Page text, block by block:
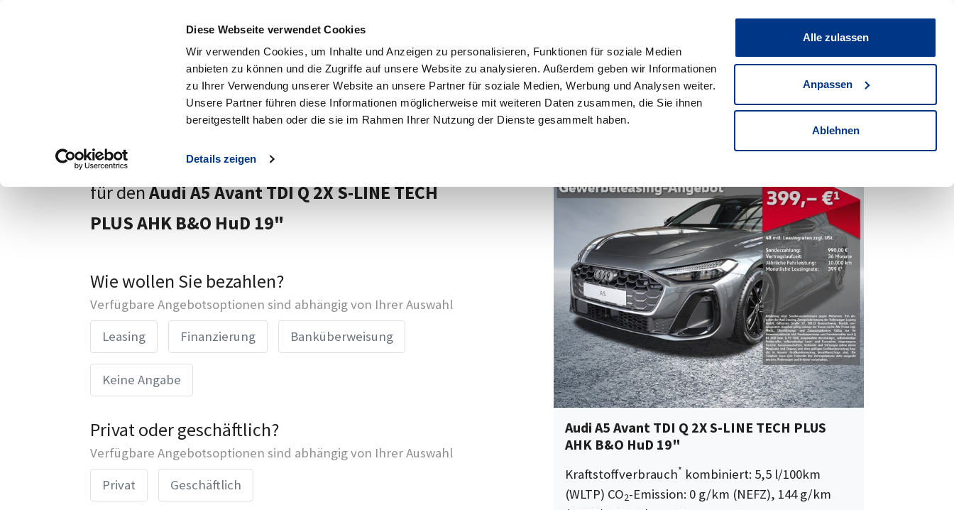
Diese Webseite verwendet Cookies
Wir verwenden Cookies, um Inhalte und Anzeigen zu personalisieren, Funktionen für soziale Medien
anbieten zu können und die Zugriffe auf unsere Website zu analysieren. Außerdem geben wir Informationen
zu Ihrer Verwendung unserer Website an unsere Partner für soziale Medien, Werbung und Analysen weiter.
Unsere Partner führen diese Informationen möglicherweise mit weiteren Daten zusammen, die Sie ihnen
bereitgestellt haben oder die sie im Rahmen Ihrer Nutzung der Dienste gesammelt haben.
Details zeigen
Alle zulassen
Anpassen
Ablehnen
Unternehmen News & Events
2851Fahrzeuge Suche
Ihre Anfrage
für denAudi A5 Avant TDI Q 2X S-LINE TECH
PLUS AHK B&O HuD 19"
Wie wollen Sie bezahlen?
Verfügbare Angebotsoptionen sind abhängig von Ihrer Auswahl
Leasing
Finanzierung Banküberweisung
Keine Angabe
Privat oder geschäftlich?
Verfügbare Angebotsoptionen sind abhängig von Ihrer Auswahl
Privat
Geschäftlich
Audi A5 Avant TDI Q 2X S-LINE TECH PLUS
AHK B&O HuD 19"
Kraftstoffverbrauch* kombiniert: 5,5 l/100km
(WLTP) CO2-Emission: 0 g/km (NEFZ), 144 g/km